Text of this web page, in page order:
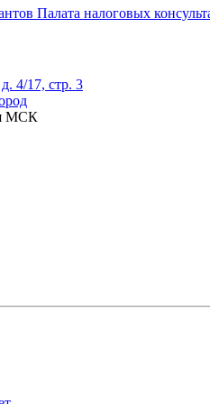
Палата налоговых
4/17, стр. 3
МСК